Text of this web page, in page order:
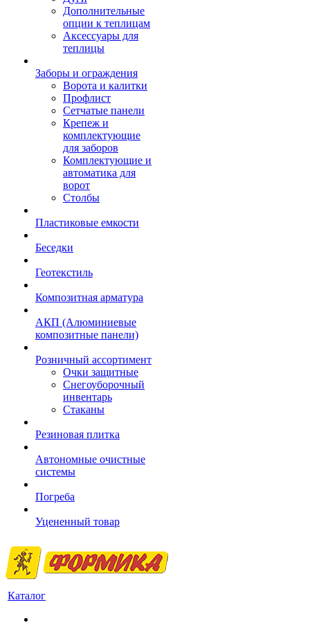
Дополнительные
опции к теплицам
Аксессуары для
теплицы
Заборы и ограждения
Ворота и калитки
Профлист
Сетчатые панели
Крепеж и
комплектующие
для заборов
Комплектующие и
автоматика для
ворот
Столбы
Пластиковые емкости
Беседки
Геотекстиль
Композитная арматура
АКП (Алюминиевые
композитные панели)
Розничный ассортимент
Очки защитные
Снегоуборочный
инвентарь
Стаканы
Резиновая плитка
Автономные очистные
системы
Погреба
Уцененный товар
Каталог